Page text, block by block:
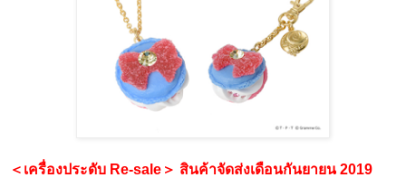
＜เครื่องประดับ Re-sale＞ สินค้าจัดส่งเดือนกันยายน 2019